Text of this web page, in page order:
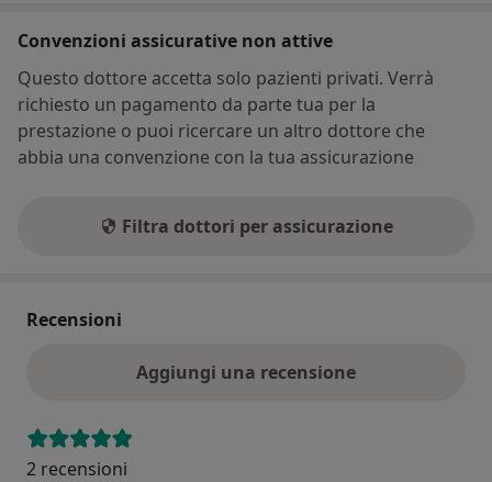
Convenzioni assicurative non attive
Questo dottore accetta solo pazienti privati. Verrà
richiesto un pagamento da parte tua per la
prestazione o puoi ricercare un altro dottore che
abbia una convenzione con la tua assicurazione
Filtra dottori per assicurazione
Recensioni
Aggiungi una recensione
2 recensioni